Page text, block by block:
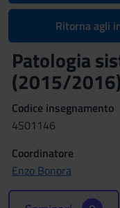
Ritorna agli
Patologia
(2015/
Codice insegnamento
4S01146
Coordinatore
Enzo Bonora